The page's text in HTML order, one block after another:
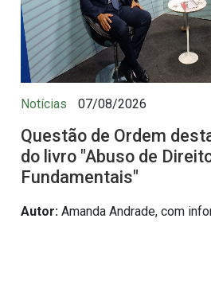
Notícias 07/08/2026
Questão de Ordem
do livro "Abuso de
Fundamentais"
Autor: Amanda Andrade, com